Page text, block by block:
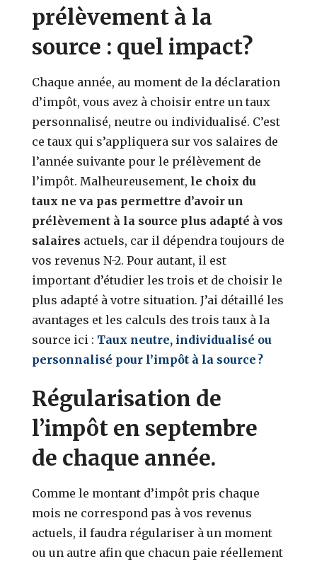
prélèvement à la
source : quel impact?
Chaque année, au moment de la déclaration
d’impôt, vous avez à choisir entre un taux
personnalisé, neutre ou individualisé. C’est
ce taux qui s’appliquera sur vos salaires de
l’année suivante pour le prélèvement de
l’impôt. Malheureusement, le choix du
taux ne va pas permettre d’avoir un
prélèvement à la source plus adapté à vos
salaires actuels, car il dépendra toujours de
vos revenus N-2. Pour autant, il est
important d’étudier les trois et de choisir le
plus adapté à votre situation. J’ai détaillé les
avantages et les calculs des trois taux à la
source ici : Taux neutre, individualisé ou
personnalisé pour l’impôt à la source ?
Régularisation de
l’impôt en septembre
de chaque année.
Comme le montant d’impôt pris chaque
mois ne correspond pas à vos revenus
actuels, il faudra régulariser à un moment
ou un autre afin que chacun paie réellement